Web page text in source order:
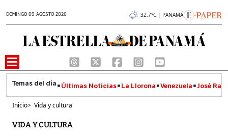
DOMINGO 09 AGOSTO 2026 32.7°C | PANAMÁ
Últimas Noticias La Llorona Venezuela José
Inicio> Vida y cultura
VIDA Y CULTURA